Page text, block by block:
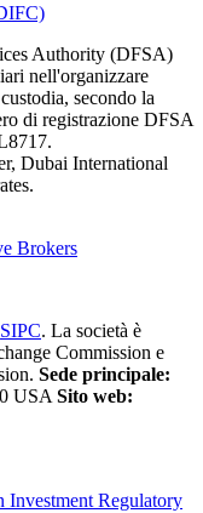
Authority (DFSA)
nell'organizzare
secondo la
di registrazione DFSA
Dubai International
Brokers
SIPC. La società è
Commission e
Sede principale:
USA Sito web:
Investment Regulatory